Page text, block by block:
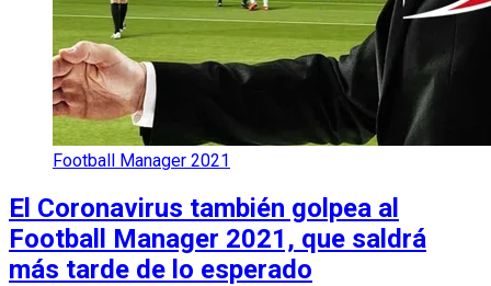
Football Manager 2021
El Coronavirus también golpea al
Football Manager 2021, que saldrá
más tarde de lo esperado